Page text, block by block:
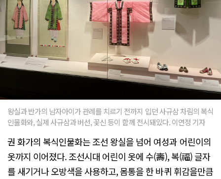
왕실과 반가의 남자아이가 관례를 치르기 전까지 입던 사규삼 차림의 복식
인물화와, 실제 사규삼과 버선, 꽃신 등이 함께 전시돼있다. 이연정 기자
권 화가의 복식인물화는 조선 왕실을 넘어 여성과 어린이의
옷까지 이어졌다. 조선시대 어린이 옷에 수(壽), 복(福) 글자
를 새기거나 오방색을 사용하고, 몸통을 한 바퀴 휘감을만큼